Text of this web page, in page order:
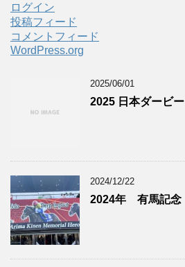
ログイン
投稿フィード
コメントフィード
WordPress.org
2025/06/01
2025 日本ダービー
2024/12/22
2024年 有馬記念